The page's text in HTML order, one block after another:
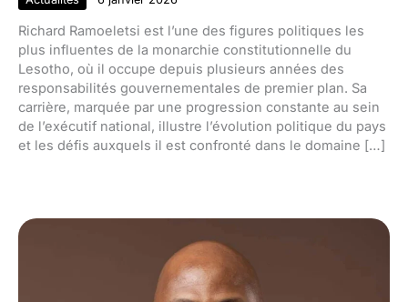
Richard Ramoeletsi est l’une des figures politiques les
plus influentes de la monarchie constitutionnelle du
Lesotho, où il occupe depuis plusieurs années des
responsabilités gouvernementales de premier plan. Sa
carrière, marquée par une progression constante au sein
de l’exécutif national, illustre l’évolution politique du pays
et les défis auxquels il est confronté dans le domaine […]